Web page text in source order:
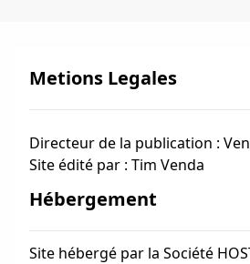
Metions Legales
Directeur de la publication :
Site édité par : Tim Venda
Hébergement
Site hébergé par la Société